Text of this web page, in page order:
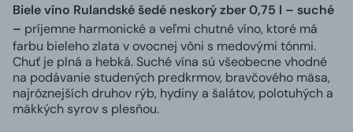
Biele víno Rulandské šedé neskorý zber 0,75 l – suché
– príjemne harmonické a veľmi chutné víno, ktoré má
farbu bieleho zlata v ovocnej vôni s medovými tónmi.
Chuť je plná a hebká. Suché vína sú všeobecne vhodné
na podávanie studených predkrmov, bravčového mäsa,
najrôznejších druhov rýb, hydiny a šalátov, polotuhých a
mäkkých syrov s plesňou.